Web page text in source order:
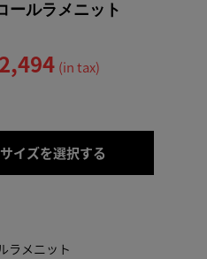
ールラメニット
(in tax)
イズを選択する
ラメニット